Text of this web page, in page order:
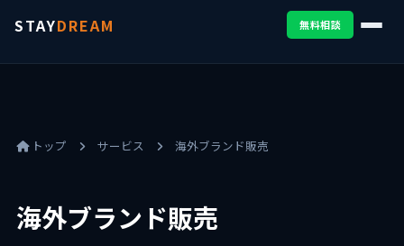
STAYDREAM 無料相談
トップ サービス 海外ブランド販売
海外ブランド販売